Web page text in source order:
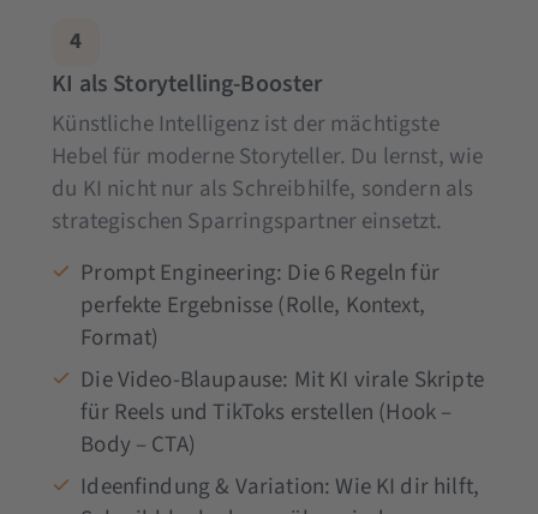
4
KI als Storytelling-Booster
Künstliche Intelligenz ist der mächtigste
Hebel für moderne Storyteller. Du lernst, wie
du KI nicht nur als Schreibhilfe, sondern als
strategischen Sparringspartner einsetzt.
Prompt Engineering: Die 6 Regeln für
perfekte Ergebnisse (Rolle, Kontext,
Format)
Die Video-Blaupause: Mit KI virale Skripte
für Reels und TikToks erstellen (Hook –
Body – CTA)
Ideenfindung & Variation: Wie KI dir hilft,